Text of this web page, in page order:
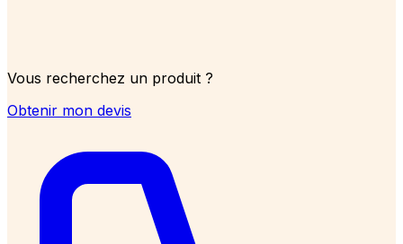
Vous recherchez un produit ?
Obtenir mon devis